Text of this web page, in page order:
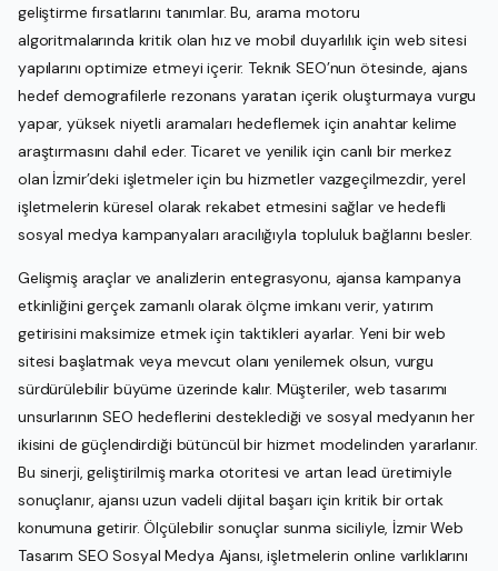
geliştirme fırsatlarını tanımlar. Bu, arama motoru
algoritmalarında kritik olan hız ve mobil duyarlılık için web sitesi
yapılarını optimize etmeyi içerir. Teknik SEO’nun ötesinde, ajans
hedef demografilerle rezonans yaratan içerik oluşturmaya vurgu
yapar, yüksek niyetli aramaları hedeflemek için anahtar kelime
araştırmasını dahil eder. Ticaret ve yenilik için canlı bir merkez
olan İzmir’deki işletmeler için bu hizmetler vazgeçilmezdir, yerel
işletmelerin küresel olarak rekabet etmesini sağlar ve hedefli
sosyal medya kampanyaları aracılığıyla topluluk bağlarını besler.
Gelişmiş araçlar ve analizlerin entegrasyonu, ajansa kampanya
etkinliğini gerçek zamanlı olarak ölçme imkanı verir, yatırım
getirisini maksimize etmek için taktikleri ayarlar. Yeni bir web
sitesi başlatmak veya mevcut olanı yenilemek olsun, vurgu
sürdürülebilir büyüme üzerinde kalır. Müşteriler, web tasarımı
unsurlarının SEO hedeflerini desteklediği ve sosyal medyanın her
ikisini de güçlendirdiği bütüncül bir hizmet modelinden yararlanır.
Bu sinerji, geliştirilmiş marka otoritesi ve artan lead üretimiyle
sonuçlanır, ajansı uzun vadeli dijital başarı için kritik bir ortak
konumuna getirir. Ölçülebilir sonuçlar sunma siciliyle, İzmir Web
Tasarım SEO Sosyal Medya Ajansı, işletmelerin online varlıklarını